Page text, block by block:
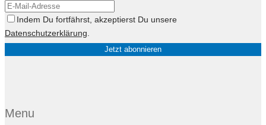
Indem Du fortfährst, akzeptierst Du unsere
Datenschutzerklärung
Menu